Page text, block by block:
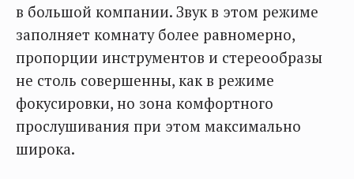
в большой компании. Звук в этом режиме
заполняет комнату более равномерно,
пропорции инструментов и стереообразы
не столь совершенны, как в режиме
фокусировки, но зона комфортного
прослушивания при этом максимально
широка.